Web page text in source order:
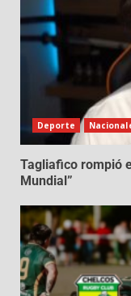
Deporte
Tagliafico rompió
Mundial”